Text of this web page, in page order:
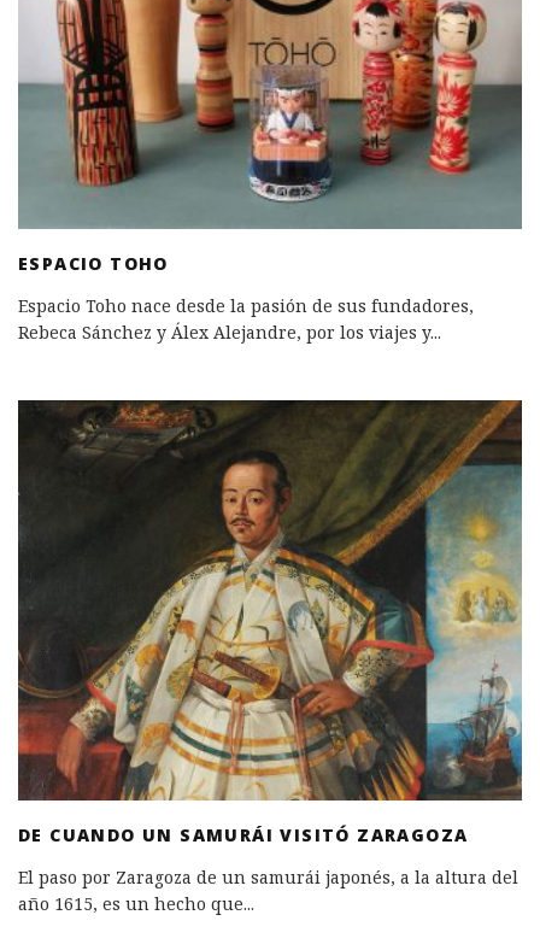
ESPACIO TOHO
Espacio Toho nace desde la pasión de sus fundadores,
Rebeca Sánchez y Álex Alejandre, por los viajes y...
DE CUANDO UN SAMURÁI VISITÓ ZARAGOZA
El paso por Zaragoza de un samurái japonés, a la altura del
año 1615, es un hecho que...